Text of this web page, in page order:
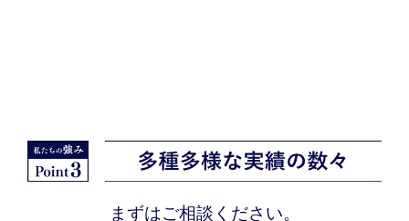
まずはご相談ください。